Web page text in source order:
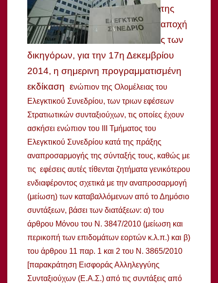
της
αποχή
ς των
δικηγόρων, για την 17η Δεκεμβρίου
2014, η σημερινη προγραμματισμένη
εκδίκαση ενώπιον της Ολομέλειας του
Ελεγκτικού Συνεδρίου, των τριων εφέσεων
Στρατιωτικών συνταξιούχων, τις οποίες έχουν
ασκήσει ενώπιον του ΙΙΙ Τμήματος του
Ελεγκτικού Συνεδρίου κατά της πράξης
αναπροσαρμογής της σύνταξής τους, καθώς με
τις εφέσεις αυτές τίθενται ζητήματα γενικότερου
ενδιαφέροντος σχετικά με την αναπροσαρμογή
(μείωση) των καταβαλλόμενων από το Δημόσιο
συντάξεων, βάσει των διατάξεων: α) του
άρθρου Μόνου του Ν. 3847/2010 (μείωση και
περικοπή των επιδομάτων εορτών κ.λ.π.) και β)
του άρθρου 11 παρ. 1 και 2 του Ν. 3865/2010
[παρακράτηση Εισφοράς Αλληλεγγύης
Συνταξιούχων (Ε.Α.Σ.) από τις συντάξεις από